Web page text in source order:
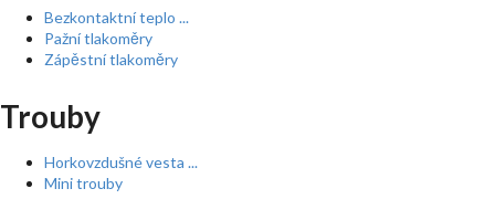
Bezkontaktní teplo ...
Pažní tlakoměry
Zápěstní tlakoměry
Trouby
Horkovzdušné vesta ...
Mini trouby